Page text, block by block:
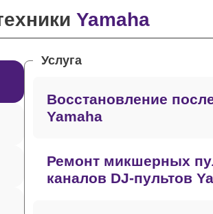
Yamaha
Услуга
Восстановление
Yamaha
Ремонт микшерных
каналов DJ-пультов